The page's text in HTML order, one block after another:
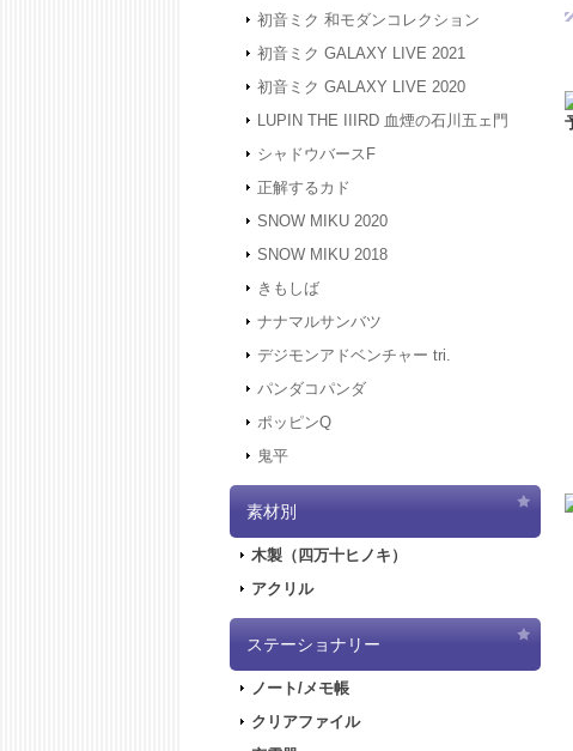
初音ミク 和モダンコレクション
初音ミク GALAXY LIVE 2021
初音ミク GALAXY LIVE 2020
LUPIN THE IIIRD 血煙の石川五ェ門
シャドウバースF
正解するカド
SNOW MIKU 2020
SNOW MIKU 2018
きもしば
ナナマルサンバツ
デジモンアドベンチャー tri.
パンダコパンダ
ポッピンQ
鬼平
素材別
木製（四万十ヒノキ）
アクリル
ステーショナリー
ノート/メモ帳
クリアファイル